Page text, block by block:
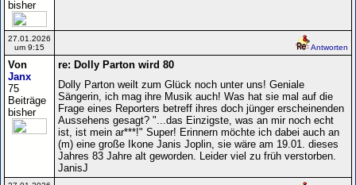
bisher
27.01.2026
um 9:15
Antworten
Von
Janx
75
Beiträge
bisher
re: Dolly Parton wird 80
Dolly Parton weilt zum Glück noch unter uns! Geniale
Sängerin, ich mag ihre Musik auch! Was hat sie mal auf die
Frage eines Reporters betreff ihres doch jünger erscheinenden
Aussehens gesagt? "...das Einzigste, was an mir noch echt
ist, ist mein ar***!" Super! Erinnern möchte ich dabei auch an
(m) eine große Ikone Janis Joplin, sie wäre am 19.01. dieses
Jahres 83 Jahre alt geworden. Leider viel zu früh verstorben.
JanisJ